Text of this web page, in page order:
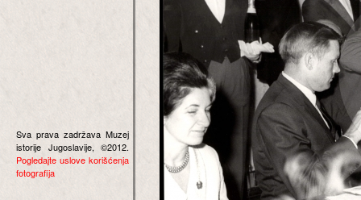
Sva prava zadržava Muzej
istorije Jugoslavije, ©2012.
Pogledajte uslove korišćenja
fotografija